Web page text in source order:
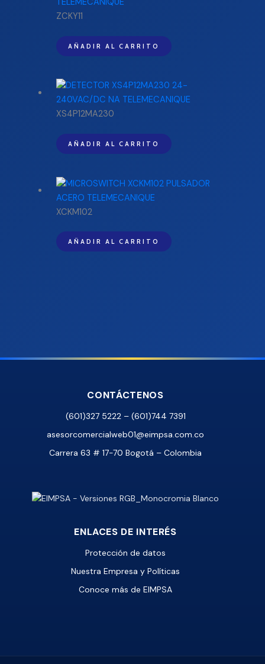
ZCKY11
AÑADIR AL CARRITO
XS4P12MA230
AÑADIR AL CARRITO
XCKM102
AÑADIR AL CARRITO
CONTÁCTENOS
(601)327 5222 – (601)744 7391
asesorcomercialweb01@eimpsa.com.co
Carrera 63 # 17-70 Bogotá – Colombia
ENLACES DE INTERÉS
Protección de datos
Nuestra Empresa y Políticas
Conoce más de EIMPSA